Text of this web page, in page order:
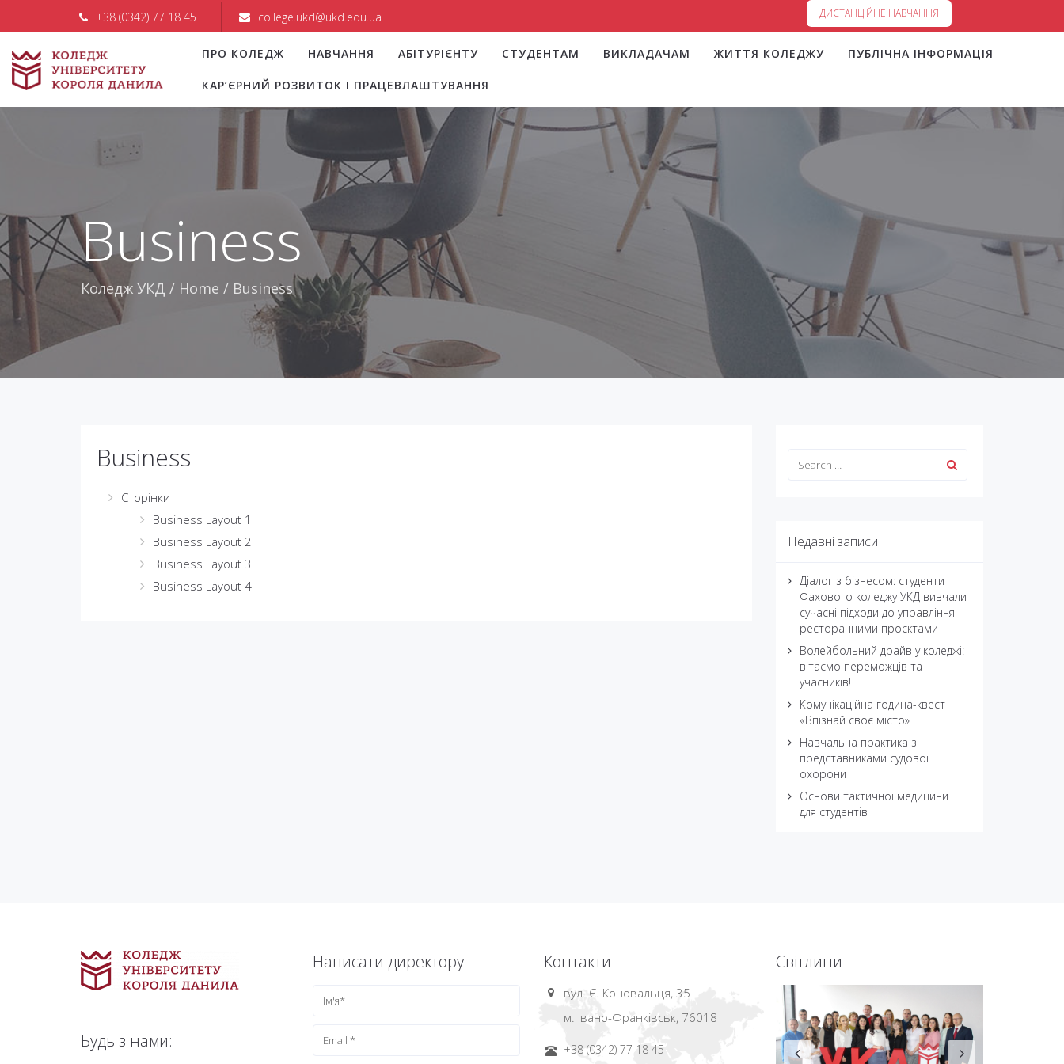
+38 (0342) 77 18 45 college.ukd@ukd.edu.ua ДИСТАНЦІЙНЕ НАВЧАННЯ
ПРО КОЛЕДЖ НАВЧАННЯ АБІТУРІЄНТУ СТУДЕНТАМ ВИКЛАДАЧАМ ЖИТТЯ КОЛЕДЖУ ПУБЛІЧНА ІНФОРМАЦІЯ
КАР’ЄРНИЙ РОЗВИТОК І ПРАЦЕВЛАШТУВАННЯ
Business
Коледж УКД / Home / Business
Business
Сторінки
Business Layout 1
Business Layout 2
Business Layout 3
Business Layout 4
Недавні записи
Діалог з бізнесом: студенти
Фахового коледжу УКД вивчали
сучасні підходи до управління
ресторанними проєктами
Волейбольний драйв у коледжі:
вітаємо переможців та
учасників!
Комунікаційна година-квест
«Впізнай своє місто»
Навчальна практика з
представниками судової
охорони
Основи тактичної медицини
для студентів
Будь з нами:
Написати директору Контакти
вул. Є. Коновальця, 35
м. Івано-Франківськ, 76018
+38 (0342) 77 18 45
Світлини